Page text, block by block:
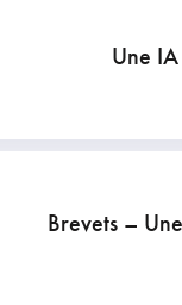
Une
Brevets –